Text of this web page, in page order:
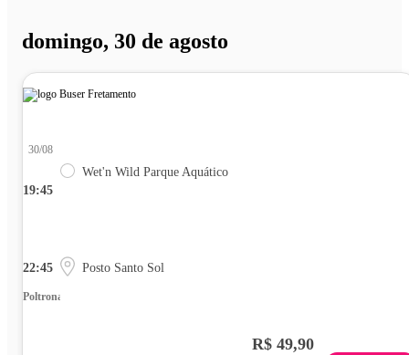
domingo, 30 de agosto
19:45
30/08
Wet'n Wild Parque Aquático
22:45 Posto Santo Sol
Poltrona
R$ 49,90